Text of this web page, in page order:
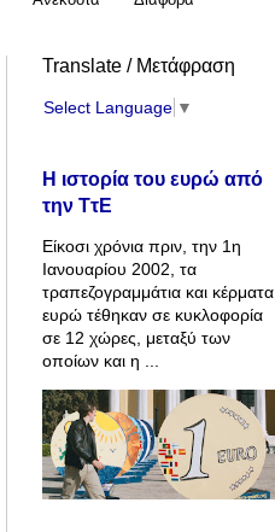
Translate / Μετάφραση
Select Language ▼
Η ιστορία του ευρώ από
την ΤτΕ
Είκοσι χρόνια πριν, την 1η
Ιανουαρίου 2002, τα
τραπεζογραμμάτια και κέρματα
ευρώ τέθηκαν σε κυκλοφορία
σε 12 χώρες, μεταξύ των
οποίων και η ...